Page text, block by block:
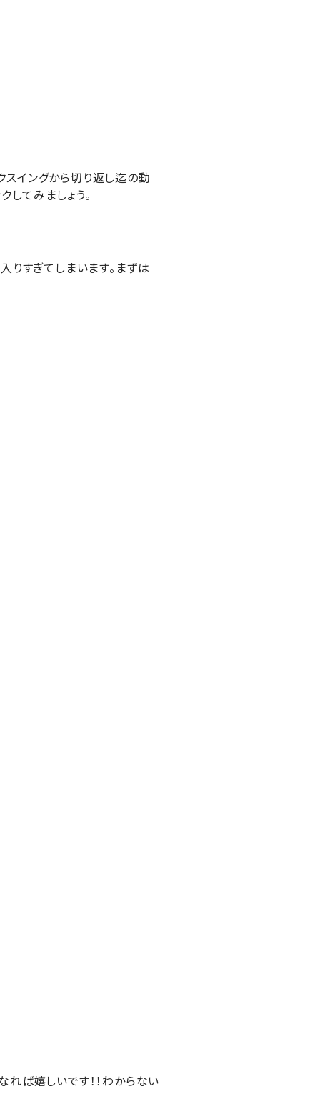
イングから切り返し迄の動
てみましょう。
りすぎてしまいます。まずは
れば嬉しいです！！わからない